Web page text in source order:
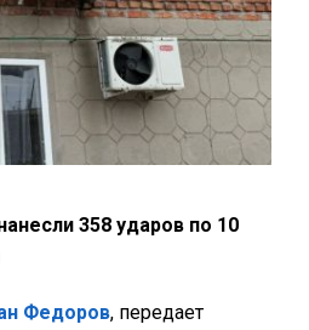
358 ударов по 10
Федоров, передает